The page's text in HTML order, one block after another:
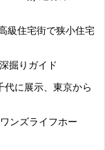
級住宅街で狭小住宅
掘りガイド
に展示、東京から
ンズライフホー